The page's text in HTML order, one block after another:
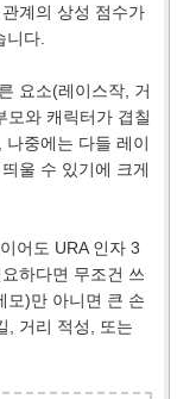
계의 상성 점수가
다.
요소(레이스작, 거
모와 캐릭터가 겹칠
중에는 다들 레이
울 수 있기에 크게
어도 URA 인자 3
하다면 무조건 쓰
모)만 아니면 큰 손
, 거리 적성, 또는